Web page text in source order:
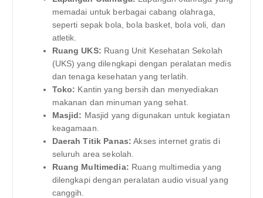
memadai untuk berbagai cabang olahraga,
seperti sepak bola, bola basket, bola voli, dan
atletik.
Ruang UKS: Ruang Unit Kesehatan Sekolah
(UKS) yang dilengkapi dengan peralatan medis
dan tenaga kesehatan yang terlatih.
Toko: Kantin yang bersih dan menyediakan
makanan dan minuman yang sehat.
Masjid: Masjid yang digunakan untuk kegiatan
keagamaan.
Daerah Titik Panas: Akses internet gratis di
seluruh area sekolah.
Ruang Multimedia: Ruang multimedia yang
dilengkapi dengan peralatan audio visual yang
canggih.